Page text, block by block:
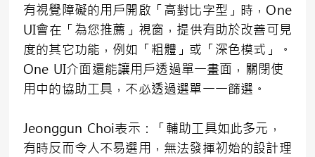
有視覺障礙的用戶開啟「高對比字型」時，One
UI會在「為您推薦」視窗，提供有助於改善可見
度的其它功能，例如「粗體」或「深色模式」。
One UI介面還能讓用戶透過單一畫面，關閉使
用中的協助工具，不必透過選單一一篩選。
Jeonggun Choi表示：「輔助工具如此多元，
有時反而令人不易選用，無法發揮初始的設計理